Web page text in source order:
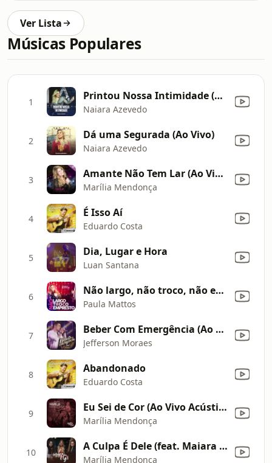
Ver Lista
Músicas Populares
1 Printou Nossa Intimidade (Ao Vivo)
Naiara Azevedo
2 Dá uma Segurada (Ao Vivo)
Naiara Azevedo
3 Amante Não Tem Lar (Ao Vivo)
Marília Mendonça
4 É Isso Aí
Eduardo Costa
5 Dia, Lugar e Hora
Luan Santana
6 Não largo, não troco, não empresto (Ao vivo)
Paula Mattos
7 Beber Com Emergência (Ao Vivo)
Jefferson Moraes
8 Abandonado
Eduardo Costa
9 Eu Sei de Cor (Ao Vivo Acústico)
Marília Mendonça
10 A Culpa É Dele (feat. Maiara & Maraisa) [Acústico]
Marília Mendonça